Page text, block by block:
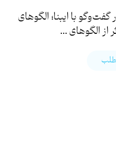
با ایبنا؛ الگوهای
از الگوهای ...